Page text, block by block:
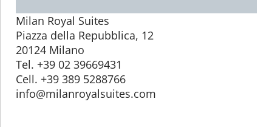
Milan Royal Suites
Piazza della Repubblica, 12
20124 Milano
Tel. +39 02 39669431
Cell. +39 389 5288766
info@milanroyalsuites.com